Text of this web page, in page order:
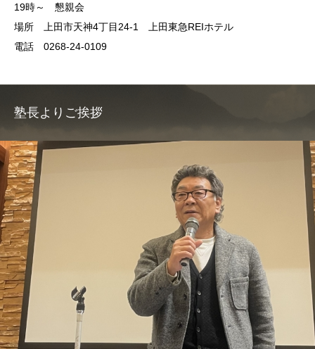
19時～ 懇親会
場所 上田市天神4丁目24-1 上田東急REIホテル
電話 0268-24-0109
塾長よりご挨拶